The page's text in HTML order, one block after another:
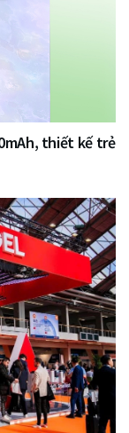
thiết kế trẻ